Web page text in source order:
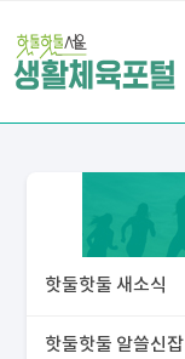
핫둘핫둘 새소식
핫둘핫둘 알쓸신잡